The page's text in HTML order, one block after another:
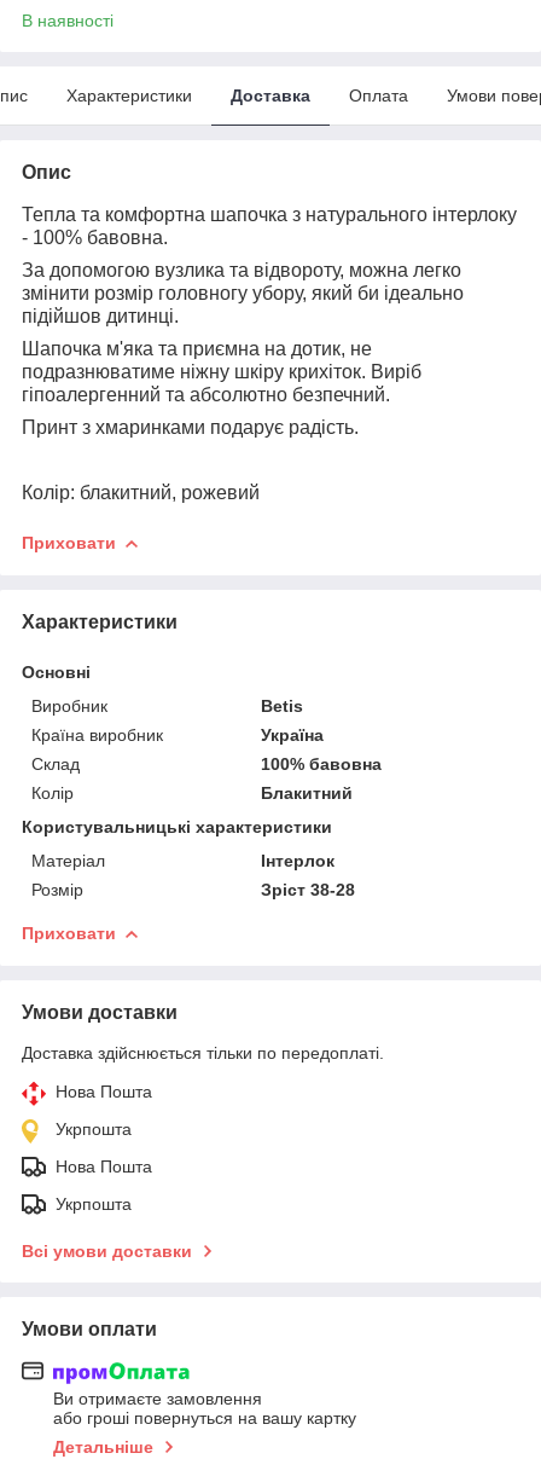
В наявності
Характеристики Доставка Оплата Умови
Опис
Тепла та комфортна шапочка з натурального інтерлоку
- 100% бавовна.
За допомогою вузлика та відвороту, можна легко
змінити розмір головногу убору, який би ідеально
підійшов дитинці.
Шапочка м'яка та приємна на дотик, не
подразнюватиме ніжну шкіру крихіток. Виріб
гіпоалергенний та абсолютно безпечний.
Принт з хмаринками подарує радість.
Колір: блакитний, рожевий
Приховати
Характеристики
Основні
Виробник
Betis
Країна виробник
Україна
Склад
100% бавовна
Колір
Блакитний
Користувальницькі характеристики
Матеріал
Інтерлок
Розмір
Зріст 38-28
Приховати
Умови доставки
Доставка здійснюється тільки по передоплаті.
Нова Пошта
Укрпошта
Нова Пошта
Укрпошта
Всі умови доставки
Умови оплати
Ви отримаєте замовлення
або гроші повернуться на вашу картку
Детальніше